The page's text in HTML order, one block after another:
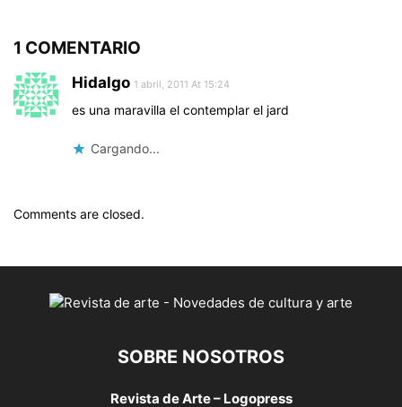
1 COMENTARIO
Hidalgo 1 abril, 2011 At 15:24
es una maravilla el contemplar el jard
Cargando...
Comments are closed.
SOBRE NOSOTROS
Revista de Arte – Logopress